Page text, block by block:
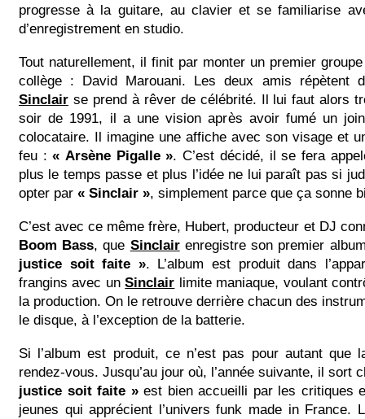
progresse à la guitare, au clavier et se familiarise
d’enregistrement en studio.
Tout naturellement, il finit par monter un premier
collège : David Marouani. Les deux amis répètent
Sinclair se prend à rêver de célébrité. Il lui faut alors
soir de 1991, il a une vision après avoir fumé un
colocataire. Il imagine une affiche avec son visage et
feu :« Arsène Pigalle ». C’est décidé, il se fera
plus le temps passe et plus l’idée ne lui paraît pas si
opter par « Sinclair », simplement parce que ça sonne
C’est avec ce même frère, Hubert, producteur et DJ
Boom Bass, que Sinclairenregistre son premier
justice soit faite ». L’album est produit dans
frangins avec unSinclair limite maniaque, voulant
la production. On le retrouve derrière chacun des
le disque, à l’exception de la batterie.
Si l’album est produit, ce n’est pas pour autant que
rendez-vous. Jusqu’au jour où, l’année suivante, il sort
justice soit faite »est bien accueilli par les critiques
jeunes qui apprécient l’univers funk made in France.